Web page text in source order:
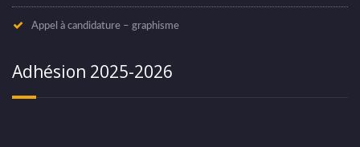
Appel à candidature – graphisme
Adhésion 2025-2026